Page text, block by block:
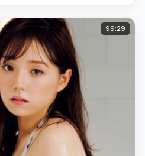
99:29